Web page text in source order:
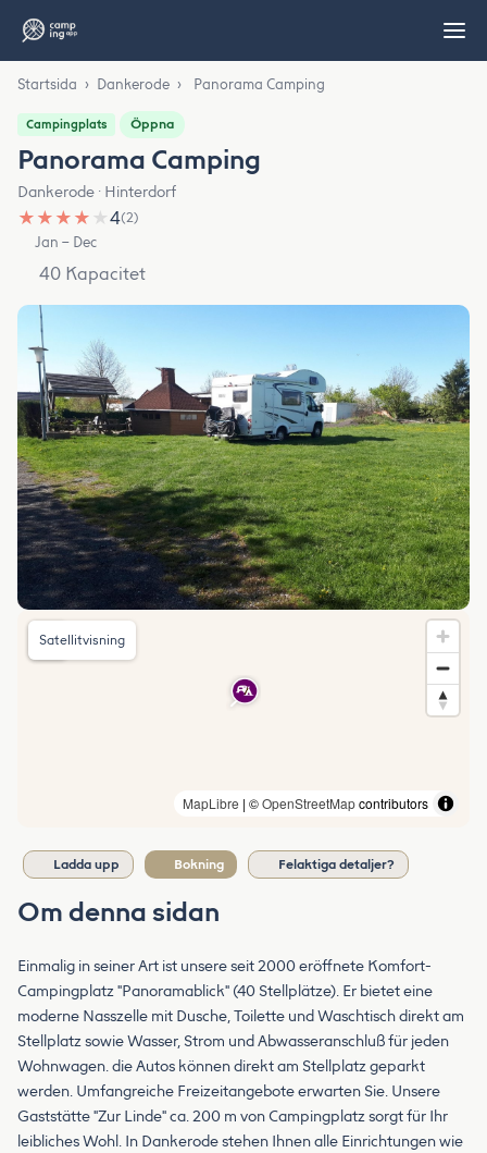
Startsida › Dankerode › Panorama Camping
Campingplats Öppna
Panorama Camping
Dankerode · Hinterdorf
★ ★ ★ ★ ★4(2)
Jan – Dec
40 Kapacitet
MapLibre | ©OpenStreetMapcontributors
Satellitvisning
Ladda upp Bokning Felaktiga detaljer?
Om denna sidan
Einmalig in seiner Art ist unsere seit 2000 eröffnete Komfort-
Campingplatz "Panoramablick" (40 Stellplätze). Er bietet eine
moderne Nasszelle mit Dusche, Toilette und Waschtisch direkt am
Stellplatz sowie Wasser, Strom und Abwasseranschluß für jeden
Wohnwagen. die Autos können direkt am Stellplatz geparkt
werden. Umfangreiche Freizeitangebote erwarten Sie. Unsere
Gaststätte "Zur Linde" ca. 200 m von Campingplatz sorgt für Ihr
leibliches Wohl. In Dankerode stehen Ihnen alle Einrichtungen wie